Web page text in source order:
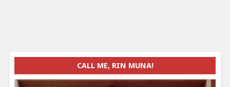
CALL ME, RIN MUNA!